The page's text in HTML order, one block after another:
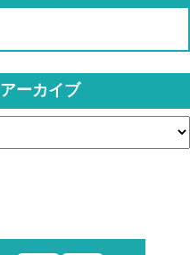
アーカイブ